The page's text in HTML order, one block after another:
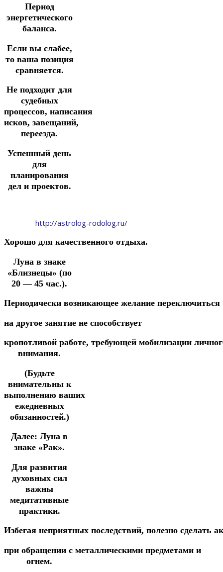
Период
энергетического
баланса.
Если вы слабее,
то ваша позиция
сравняется.
Не подходит для
судебных
процессов, написания
исков, завещаний,
переезда.
Успешный день
для
планирования
дел и проектов.
http://astrolog-rodolog.ru/
Хорошо для качественного отдыха.
Луна в знаке
«Близнецы» (по
20 — 45 час.).
Периодически возникающее желание переключиться
на другое занятие не способствует
кропотливой работе, требующей мобилизации
внимания.
(Будьте
внимательны к
выполнению ваших
ежедневных
обязанностей.)
Далее: Луна в
знаке «Рак».
Для развития
духовных сил
важны
медитативные
практики.
Избегая неприятных последствий, полезно сделать
при обращении с металлическими предметами и
огнем.